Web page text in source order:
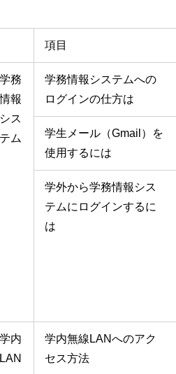
項目
学務
情報
シス
テム
学務情報システムへの
ログインの仕方は
学生メール（Gmail）を
使用するには
学外から学務情報シス
テムにログインするに
は
学内
LAN
学内無線LANへのアク
セス方法